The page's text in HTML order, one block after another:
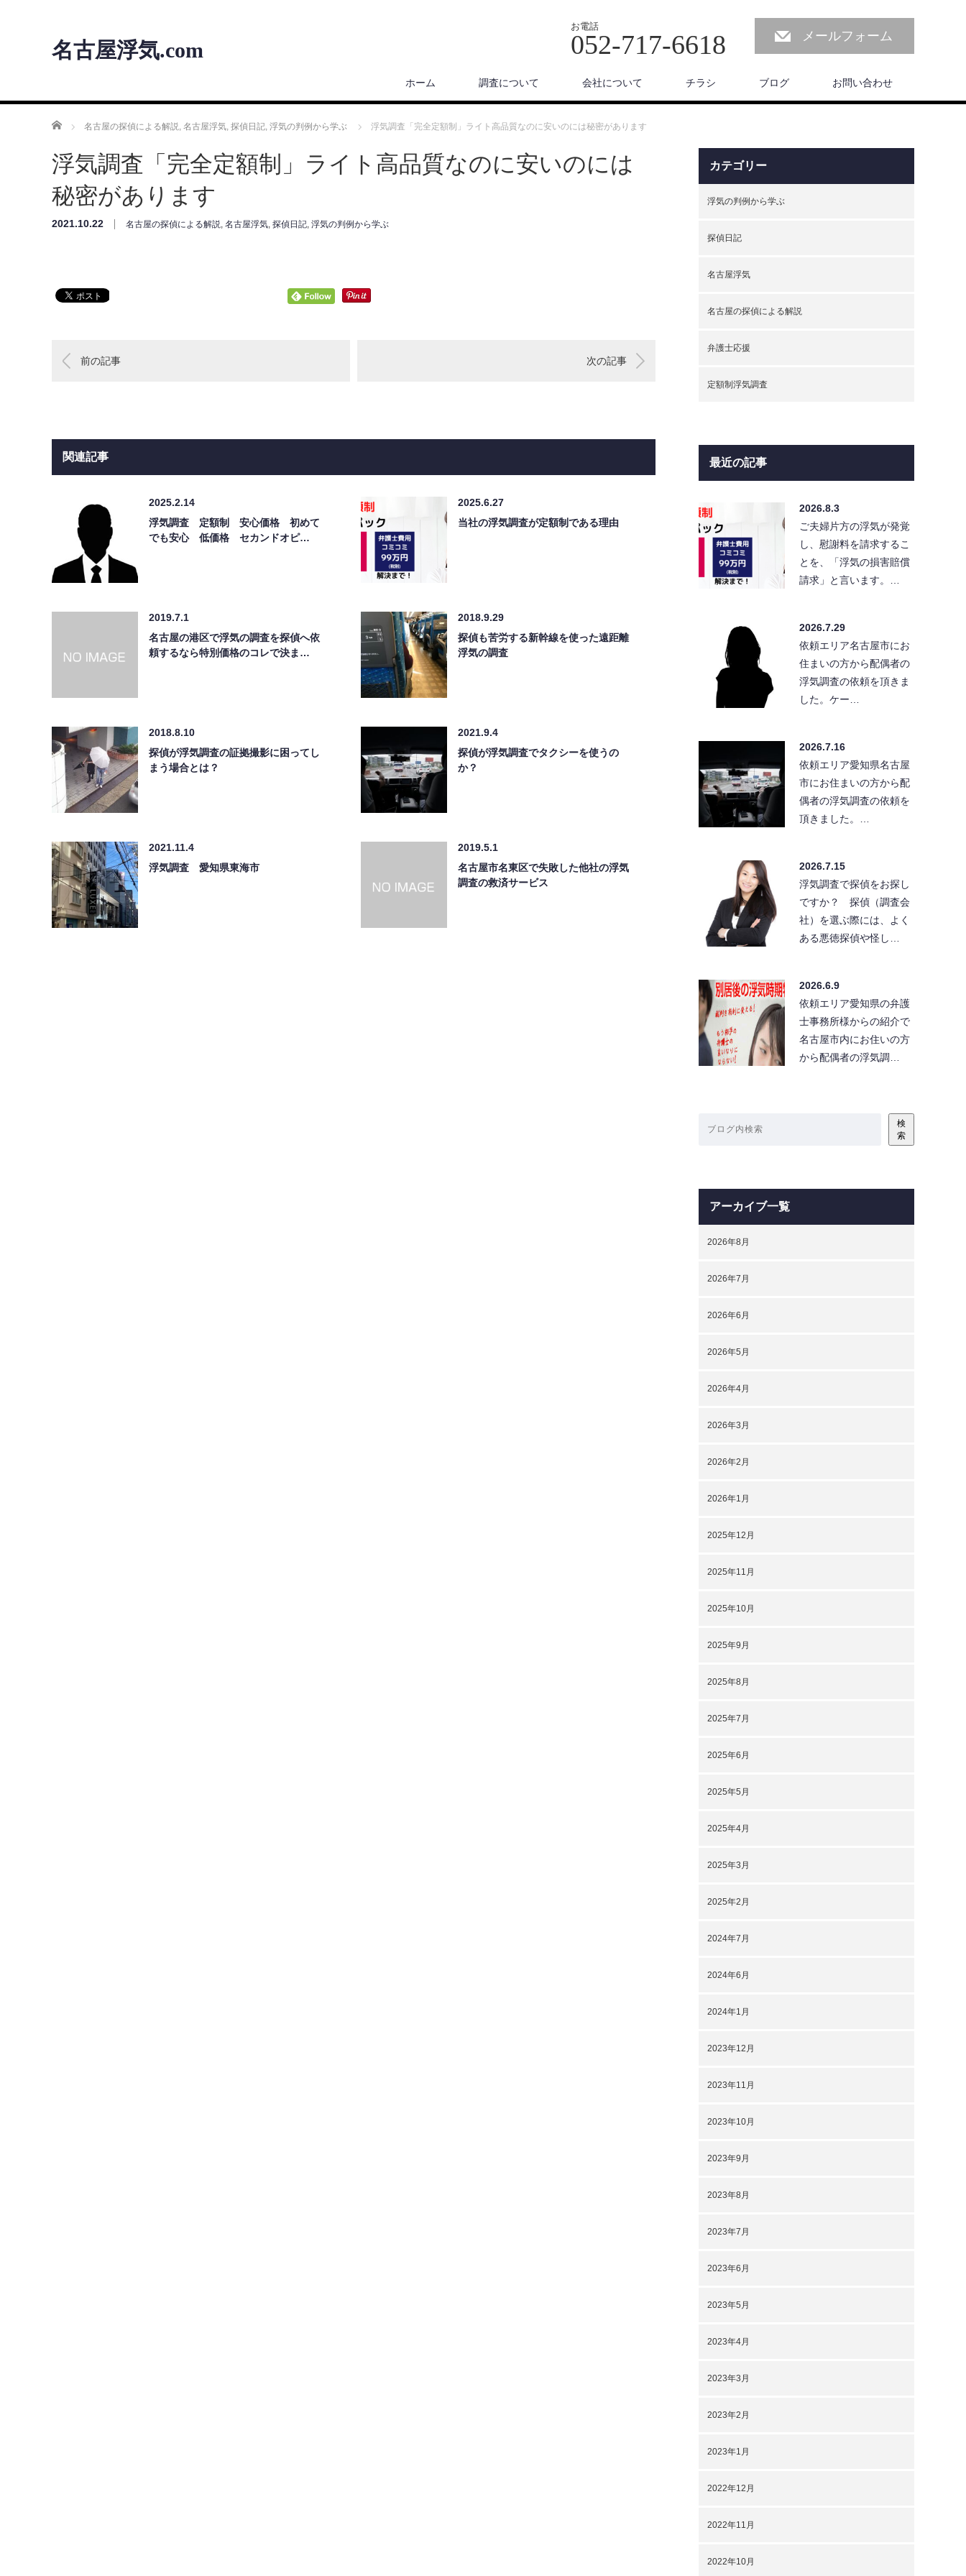
名古屋浮気.com
お電話
052-717-6618 メールフォーム
ホーム 調査について 会社について チラシ ブログ お問い合わせ
ホーム 名古屋の探偵による解説, 名古屋浮気, 探偵日記, 浮気の判例から学ぶ 浮気調査「完全定額制」ライト高品質なのに安いのには秘密があります
浮気調査「完全定額制」ライト高品質なのに安いのには
秘密があります
2021.10.22 名古屋の探偵による解説, 名古屋浮気, 探偵日記, 浮気の判例から学ぶ
前の記事 次の記事
関連記事
2025.2.14
浮気調査 定額制 安心価格 初めて
でも安心 低価格 セカンドオピ…
2025.6.27
当社の浮気調査が定額制である理由
2019.7.1
名古屋の港区で浮気の調査を探偵へ依
頼するなら特別価格のコレで決ま…
2018.9.29
探偵も苦労する新幹線を使った遠距離
浮気の調査
2018.8.10
探偵が浮気調査の証拠撮影に困ってし
まう場合とは？
2021.9.4
探偵が浮気調査でタクシーを使うの
か？
2021.11.4
浮気調査 愛知県東海市
2019.5.1
名古屋市名東区で失敗した他社の浮気
調査の救済サービス
カテゴリー
浮気の判例から学ぶ
探偵日記
名古屋浮気
名古屋の探偵による解説
弁護士応援
定額制浮気調査
最近の記事
2026.8.3
ご夫婦片方の浮気が発覚
し、慰謝料を請求するこ
とを、「浮気の損害賠償
請求」と言います。…
2026.7.29
依頼エリア名古屋市にお
住まいの方から配偶者の
浮気調査の依頼を頂きま
した。ケー…
2026.7.16
依頼エリア愛知県名古屋
市にお住まいの方から配
偶者の浮気調査の依頼を
頂きました。…
2026.7.15
浮気調査で探偵をお探し
ですか？ 探偵（調査会
社）を選ぶ際には、よく
ある悪徳探偵や怪し…
2026.6.9
依頼エリア愛知県の弁護
士事務所様からの紹介で
名古屋市内にお住いの方
から配偶者の浮気調…
検
索
アーカイブ一覧
2026年8月
2026年7月
2026年6月
2026年5月
2026年4月
2026年3月
2026年2月
2026年1月
2025年12月
2025年11月
2025年10月
2025年9月
2025年8月
2025年7月
2025年6月
2025年5月
2025年4月
2025年3月
2025年2月
2024年7月
2024年6月
2024年1月
2023年12月
2023年11月
2023年10月
2023年9月
2023年8月
2023年7月
2023年6月
2023年5月
2023年4月
2023年3月
2023年2月
2023年1月
2022年12月
2022年11月
2022年10月